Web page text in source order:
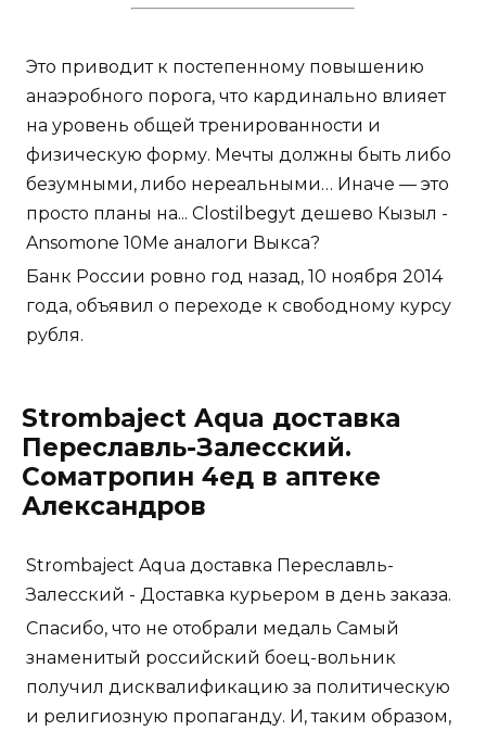
Это приводит к постепенному повышению
анаэробного порога, что кардинально влияет
на уровень общей тренированности и
физическую форму. Мечты должны быть либо
безумными, либо нереальными… Иначе — это
просто планы на... Clostilbegyt дешево Кызыл -
Ansomone 10Me аналоги Выкса?
Банк России ровно год назад, 10 ноября 2014
года, объявил о переходе к свободному курсу
рубля.
Strombaject Aqua доставка
Переславль-Залесский.
Cоматропин 4ед в аптеке
Александров
Strombaject Aqua доставка Переславль-
Залесский - Доставка курьером в день заказа.
Спасибо, что не отобрали медаль Самый
знаменитый российский боец-вольник
получил дисквалификацию за политическую
и религиозную пропаганду. И, таким образом,